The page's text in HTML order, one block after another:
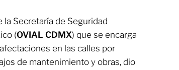
la Secretaría de Seguridad
(OVIAL CDMX) que se encarga
en las calles por
de mantenimiento y obras, dio